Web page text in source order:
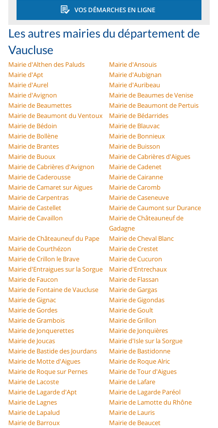
VOS DÉMARCHES EN LIGNE
Les autres mairies du département de
Vaucluse
Mairie d'Althen des Paluds
Mairie d'Ansouis
Mairie d'Apt
Mairie d'Aubignan
Mairie d'Aurel
Mairie d'Auribeau
Mairie d'Avignon
Mairie de Beaumes de Venise
Mairie de Beaumettes
Mairie de Beaumont de Pertuis
Mairie de Beaumont du Ventoux
Mairie de Bédarrides
Mairie de Bédoin
Mairie de Blauvac
Mairie de Bollène
Mairie de Bonnieux
Mairie de Brantes
Mairie de Buisson
Mairie de Buoux
Mairie de Cabrières d'Aigues
Mairie de Cabrières d'Avignon
Mairie de Cadenet
Mairie de Caderousse
Mairie de Cairanne
Mairie de Camaret sur Aigues
Mairie de Caromb
Mairie de Carpentras
Mairie de Caseneuve
Mairie de Castellet
Mairie de Caumont sur Durance
Mairie de Cavaillon
Mairie de Châteauneuf de
Gadagne
Mairie de Châteauneuf du Pape
Mairie de Cheval Blanc
Mairie de Courthézon
Mairie de Crestet
Mairie de Crillon le Brave
Mairie de Cucuron
Mairie d'Entraigues sur la Sorgue
Mairie d'Entrechaux
Mairie de Faucon
Mairie de Flassan
Mairie de Fontaine de Vaucluse
Mairie de Gargas
Mairie de Gignac
Mairie de Gigondas
Mairie de Gordes
Mairie de Goult
Mairie de Grambois
Mairie de Grillon
Mairie de Jonquerettes
Mairie de Jonquières
Mairie de Joucas
Mairie d'Isle sur la Sorgue
Mairie de Bastide des Jourdans
Mairie de Bastidonne
Mairie de Motte d'Aigues
Mairie de Roque Alric
Mairie de Roque sur Pernes
Mairie de Tour d'Aigues
Mairie de Lacoste
Mairie de Lafare
Mairie de Lagarde d'Apt
Mairie de Lagarde Paréol
Mairie de Lagnes
Mairie de Lamotte du Rhône
Mairie de Lapalud
Mairie de Lauris
Mairie de Barroux
Mairie de Beaucet